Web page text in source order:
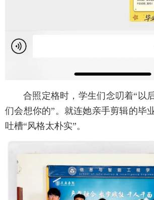
合照定格时，学生们念叨着“以
们会想你的”。就连她亲手剪辑的毕
吐槽“风格太朴实”。